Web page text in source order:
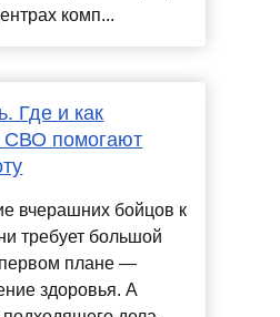
комп...
Где и как
СВО помогают
вчерашних бойцов к
требует большой
плане —
здоровья. А